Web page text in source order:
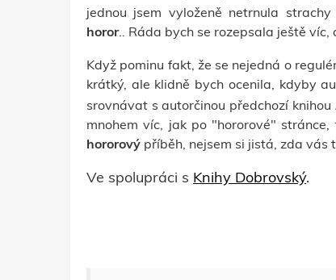
jednou jsem vyloženě netrnula
horor.. Ráda bych se rozepsala ještě
Když pominu fakt, že se nejedná o
krátký, ale klidně bych ocenila, kdyby
srovnávat s autorčinou předchozí knihou
mnohem víc, jak po "hororové"
hororový příběh, nejsem si jistá, zda vás
Ve spolupráci s Knihy Dobrovský.